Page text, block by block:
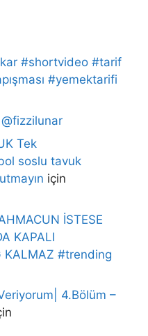
#shortvideo #tarif
#yemektarifi
@fizzilunar
Tek
soslu tavuk
için
İSTESE
KAPALI
KALMAZ #trending
4.Bölüm –